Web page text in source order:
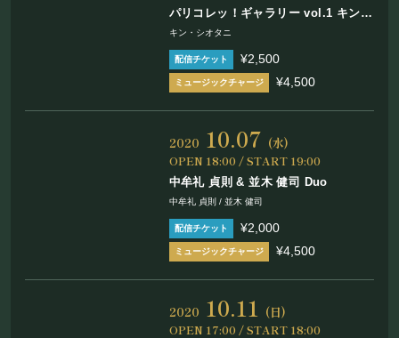
採用情報
よくある質問
プライバシーポリシー
キャンセルポリシー
お問い合わせ
©Mahoroza. All Rights Reserved.
パリコレッ！ギャラリー vol.1 キン・
シオタニ presents 「にじみドローイ
記念ライブ
キン・シオタニ
¥2,500
¥4,500
2020 10.07 (水)
OPEN 18:00 / START 19:00
中牟礼 貞則 & 並木 健司 Duo
中牟礼 貞則 / 並木 健司
¥2,000
¥4,500
2020 10.11 (日)
OPEN 17:00 / START 18:00